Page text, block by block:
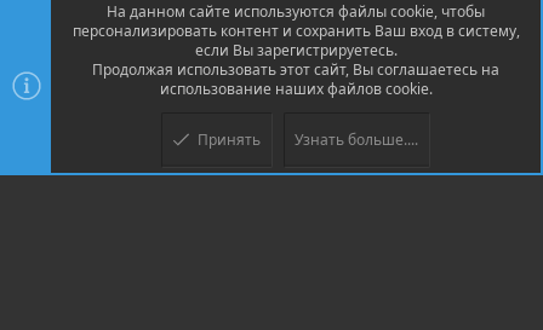
Community platform by XenForo ® © 2010-2026 XenForo Ltd.
© Jason Axelrod of 8WAYRUN
На данном сайте используются файлы cookie, чтобы
персонализировать контент и сохранить Ваш вход в систему,
если Вы зарегистрируетесь.
Продолжая использовать этот сайт, Вы соглашаетесь на
использование наших файлов cookie.
Принять Узнать больше....